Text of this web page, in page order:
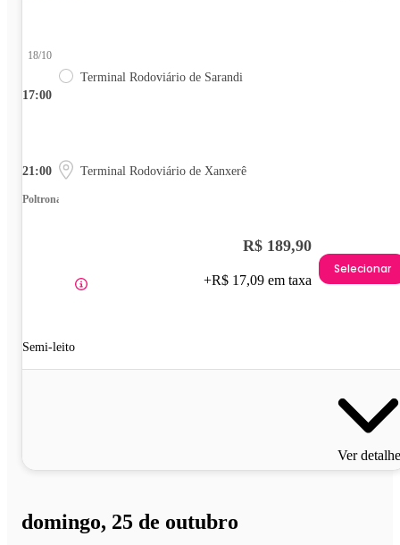
17:00
18/10
Terminal Rodoviário de Sarandi
21:00 Terminal Rodoviário de Xanxerê
Poltrona
Semi-leito
R$ 189,90
+R$ 17,09 em taxa
Selecionar
Ver
domingo, 25 de outubro